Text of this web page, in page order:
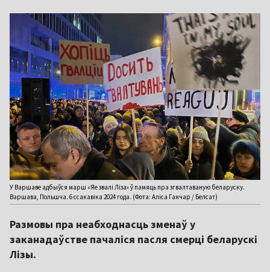
У Варшаве адбыўся марш «Яе звалі Ліза» ў памяць пра згвалтаваную беларуску.
Варшава, Польшча. 6 ссакавіка 2024 года. (Фота: Аліса Ганчар / Белсат)
Размовы пра неабходнасць зменаў у
заканадаўстве пачаліся пасля смерці беларускі
Лізы.